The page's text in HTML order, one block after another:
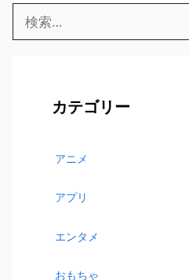
索:
カテゴリー
アニメ
アプリ
エンタメ
おもちゃ